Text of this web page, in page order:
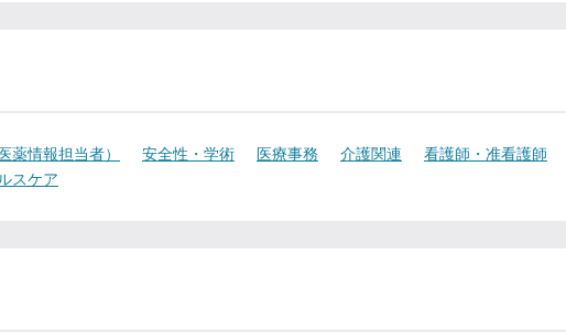
薬情報担当者） 安全性・学術 医療事務 介護関連
看護師・准看護師
スケア